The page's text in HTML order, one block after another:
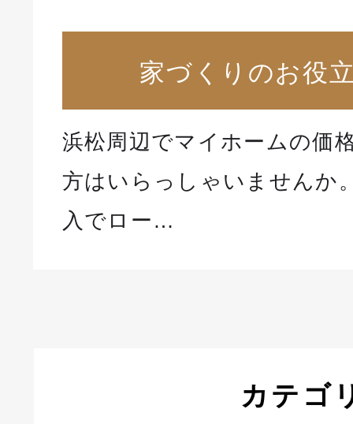
家づくりのお役
浜松周辺でマイホームの価
方はいらっしゃいませんか
入でロー…
カテゴ